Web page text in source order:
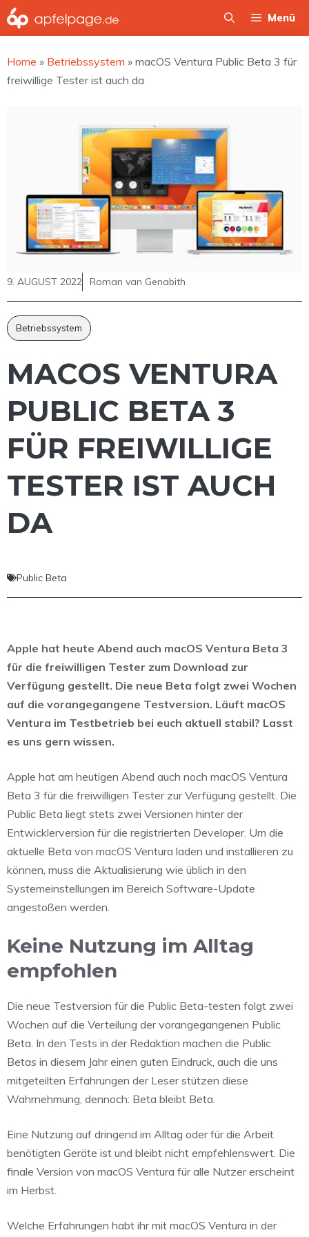
Zum
Inhalt
Menü
Home » Betriebssystem » macOS Ventura Public Beta 3 für
freiwillige Tester ist auch da
9. AUGUST 2022 Roman van Genabith
Betriebssystem
MACOS VENTURA
PUBLIC BETA 3
FÜR FREIWILLIGE
TESTER IST AUCH
DA
Public Beta
Apple hat heute Abend auch macOS Ventura Beta 3
für die freiwilligen Tester zum Download zur
Verfügung gestellt. Die neue Beta folgt zwei Wochen
auf die vorangegangene Testversion. Läuft macOS
Ventura im Testbetrieb bei euch aktuell stabil? Lasst
es uns gern wissen.
Apple hat am heutigen Abend auch noch macOS Ventura
Beta 3 für die freiwilligen Tester zur Verfügung gestellt. Die
Public Beta liegt stets zwei Versionen hinter der
Entwicklerversion für die registrierten Developer. Um die
aktuelle Beta von macOS Ventura laden und installieren zu
können, muss die Aktualisierung wie üblich in den
Systemeinstellungen im Bereich Software-Update
angestoßen werden.
Keine Nutzung im Alltag
empfohlen
Die neue Testversion für die Public Beta-testen folgt zwei
Wochen auf die Verteilung der vorangegangenen Public
Beta. In den Tests in der Redaktion machen die Public
Betas in diesem Jahr einen guten Eindruck, auch die uns
mitgeteilten Erfahrungen der Leser stützen diese
Wahrnehmung, dennoch: Beta bleibt Beta.
Eine Nutzung auf dringend im Alltag oder für die Arbeit
benötigten Geräte ist und bleibt nicht empfehlenswert. Die
finale Version von macOS Ventura für alle Nutzer erscheint
im Herbst.
Welche Erfahrungen habt ihr mit macOS Ventura in der